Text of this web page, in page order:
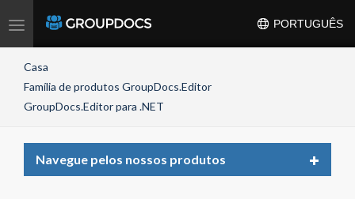
Toggle
PORTUGUÊS
Casa
Família de produtos GroupDocs.Editor
GroupDocs.Editor para .NET
Navegue pelos nossos produtos
Toggle